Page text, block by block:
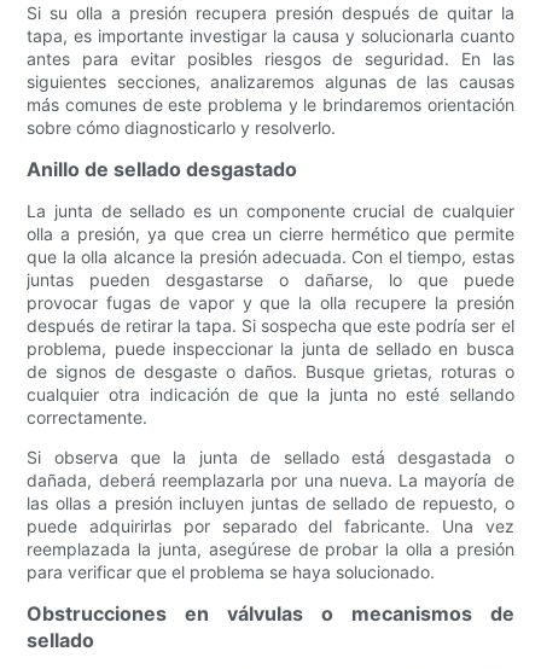
Si su olla a presión recupera presión después de quitar la
tapa, es importante investigar la causa y solucionarla cuanto
antes para evitar posibles riesgos de seguridad. En las
siguientes secciones, analizaremos algunas de las causas
más comunes de este problema y le brindaremos orientación
sobre cómo diagnosticarlo y resolverlo.
Anillo de sellado desgastado
La junta de sellado es un componente crucial de cualquier
olla a presión, ya que crea un cierre hermético que permite
que la olla alcance la presión adecuada. Con el tiempo, estas
juntas pueden desgastarse o dañarse, lo que puede
provocar fugas de vapor y que la olla recupere la presión
después de retirar la tapa. Si sospecha que este podría ser el
problema, puede inspeccionar la junta de sellado en busca
de signos de desgaste o daños. Busque grietas, roturas o
cualquier otra indicación de que la junta no esté sellando
correctamente.
Si observa que la junta de sellado está desgastada o
dañada, deberá reemplazarla por una nueva. La mayoría de
las ollas a presión incluyen juntas de sellado de repuesto, o
puede adquirirlas por separado del fabricante. Una vez
reemplazada la junta, asegúrese de probar la olla a presión
para verificar que el problema se haya solucionado.
Obstrucciones en válvulas o mecanismos de
sellado